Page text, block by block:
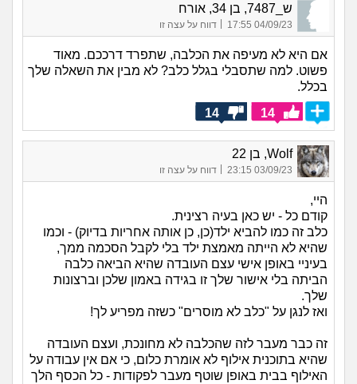
ש_7487, בן 34, אורח
04/09/23 17:55
| דווח על עצה זו
אם היא לא מעיפה את הכלבה, שתפרד דרככם. מאוד
פשוט. למה שתסבלי בגלל כלב? לא מבין את השאלה שלך
בכלל.
14
14
Wolf, בן 22
03/09/23 23:15 דווח על עצה זו
היי,
קודם כל - יש כאן בעיה רצינית.
כלב זה כמו להביא ילד(כן, כן אותה אחריות בדיוק) - וכמו
שהיא לא הייתה מאמצת ילד בלי לקבל הסכמה ממך,
בעיניי באופן אישי עצם העובדה שהיא הביאה כלבה
הביתה בלי אישור שלך זו בגידה באמון שלכן וברצונות
שלך.
ואז לנגן על "כלב לא מוסרים" כשזה מפריע לך!
זה כבר מעבר לזה שהכלבה לא מחונכת, ועצם העובדה
שהיא בתוכנית אילוף לא אומרת כלום, כי אם אין עבודה על
האילוף בבית באופן שוטף מעבר לפקודות - כל הכסף הלך